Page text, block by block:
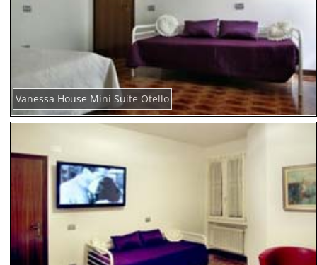
Vanessa House Mini Suite Otello